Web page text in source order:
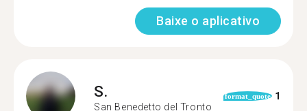
Baixe o aplicativo
S.
San Benedetto del Tronto
format_quote 1